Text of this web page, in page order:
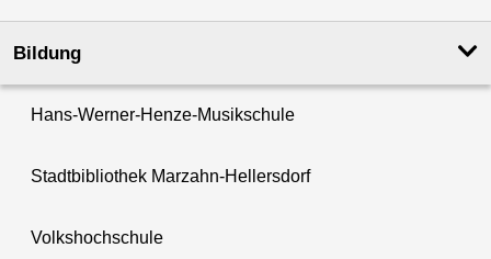
Bildung
Hans-Werner-Henze-Musikschule
Stadtbibliothek Marzahn-Hellersdorf
Volkshochschule